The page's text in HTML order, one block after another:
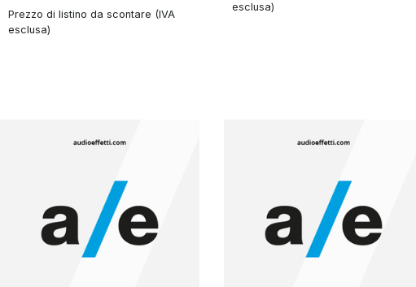
Prezzo di listino da scontare (IVA
esclusa)
esclusa)